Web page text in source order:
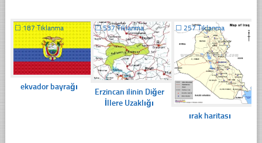
☐187 Tıklanma
ekvador bayrağı
☐537 Tıklanma
Erzincan ilinin Diğer
İllere Uzaklığı
☐ 257 Tıklanma
ırak haritası